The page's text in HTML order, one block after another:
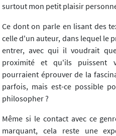
surtout mon petit plaisir
Ce dont on parle en lisant des
celle d'un auteur, dans lequel le
entrer, avec qui il voudrait
proximité et qu'ils puissent
pourraient éprouver de la
parfois, mais est-ce possible
philosopher ?
Même si le contact avec ce
marquant, cela reste une